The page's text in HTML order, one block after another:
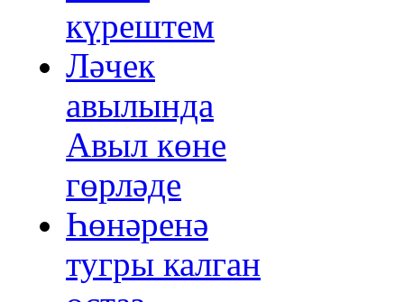
күрештем
Ләчек
авылында
Авыл көне
гөрләде
Һөнәренә
тугры калган